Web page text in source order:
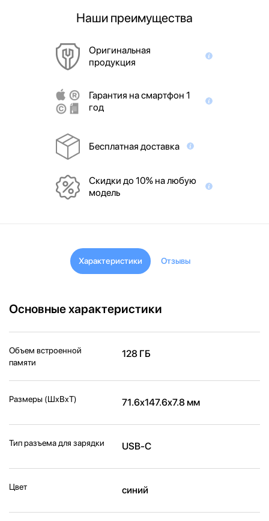
Наши преимущества
Оригинальная
продукция
Гарантия на смартфон 1
год
Бесплатная доставка
Скидки до 10% на любую
модель
Характеристики Отзывы
Основные характеристики
Объем встроенной
памяти
128 ГБ
Размеры (ШxВxТ) 71.6x147.6x7.8 мм
Тип разъема для зарядки USB-C
Цвет синий